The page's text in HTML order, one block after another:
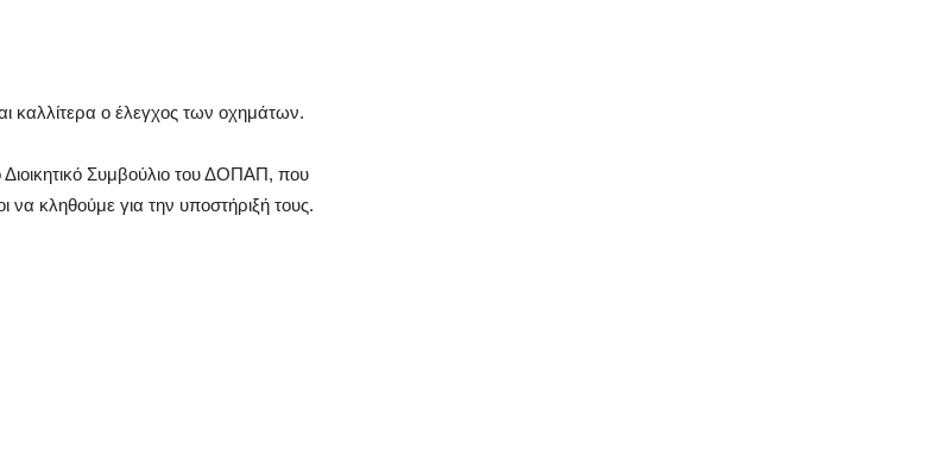
καλλίτερα ο έλεγχος των οχημάτων.
Συμβούλιο του ΔΟΠΑΠ, που
να κληθούμε για την υποστήριξή τους.